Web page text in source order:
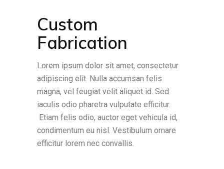
Custom
Fabrication
Lorem ipsum dolor sit amet, consectetur
adipiscing elit. Nulla accumsan felis
magna, vel feugiat velit aliquet id. Sed
iaculis odio pharetra vulputate efficitur.
Etiam felis odio, auctor eget vehicula id,
condimentum eu nisl. Vestibulum ornare
efficitur lorem nec convallis.